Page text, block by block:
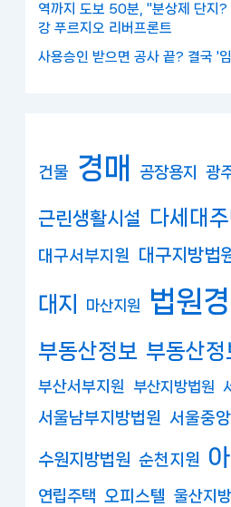
역까지 도보 50분, "분상제 단지
강 푸르지오 리버프론트
사용승인 받으면 공사 끝? 결국 '
건물 경매 공장용지 광
근린생활시설 다세대
대구서부지원 대구지방법
대지 마산지원 법원
부동산정보 부동산정
부산서부지원 부산지방법원
서울남부지방법원 서울중
수원지방법원 순천지원
연립주택 오피스텔 울산지